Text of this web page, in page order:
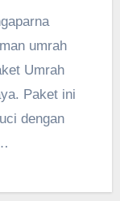
umrah
Umrah
Paket ini
dengan